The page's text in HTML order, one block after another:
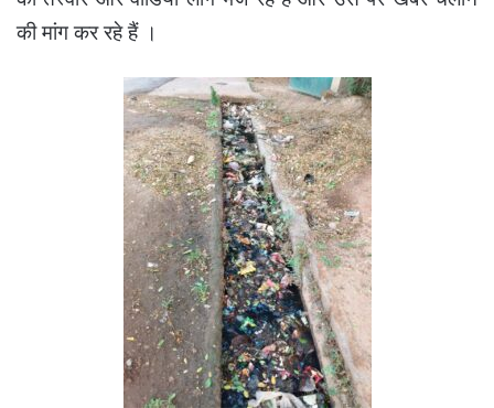
की मांग कर रहे हैं ।